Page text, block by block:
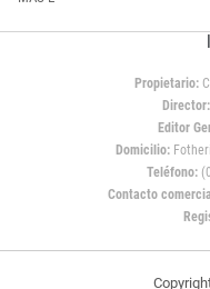
Propietario:
Director:
Editor
Domicilio:
Teléfono:
Contacto